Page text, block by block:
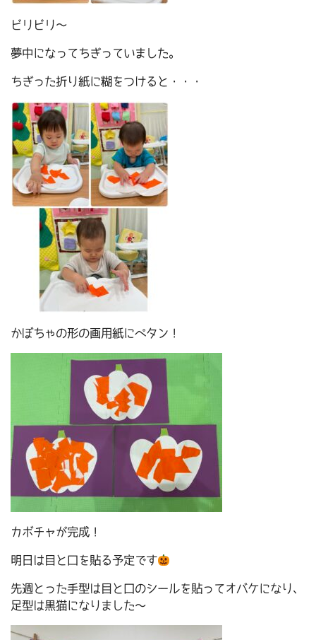
ビリビリ～
夢中になってちぎっていました。
ちぎった折り紙に糊をつけると・・・
かぼちゃの形の画用紙にペタン！
カボチャが完成！
明日は目と口を貼る予定です
先週とった手型は目と口のシールを貼ってオバケになり、
足型は黒猫になりました～